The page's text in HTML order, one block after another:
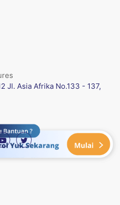
Jl. Asia Afrika No.133 - 137,